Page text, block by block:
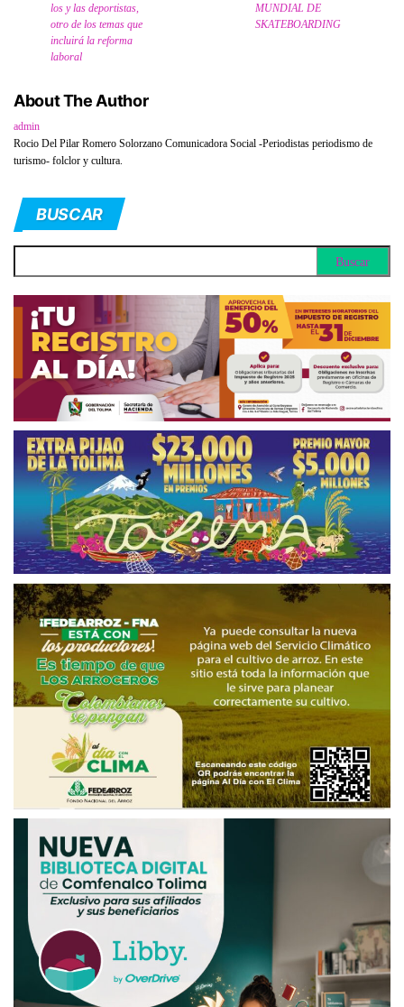
los y las deportistas,
otro de los temas que
incluirá la reforma
laboral
MUNDIAL DE
SKATEBOARDING
About The Author
admin
Rocio Del Pilar Romero Solorzano Comunicadora Social -Periodistas periodismo de
turismo- folclor y cultura.
BUSCAR